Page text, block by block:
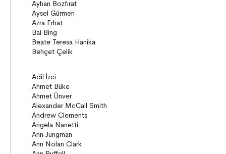
Anlatı
Gizemli Maceralar Koleksiyonu
Diziler
Behiç Ak Yetişkin Kitapları
Öykü